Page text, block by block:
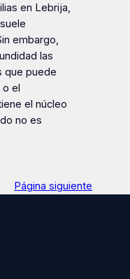
en Lebrija,
embargo,
las
que puede
o el
el núcleo
no es
Página siguiente